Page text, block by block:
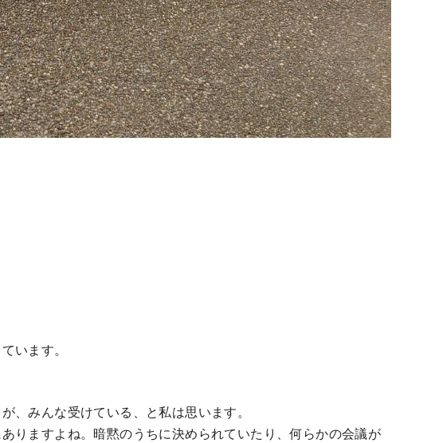
います。
、みんな受けている、と私は思います。
りますよね。暗黙のうちに決められていたり、何らかの会議が